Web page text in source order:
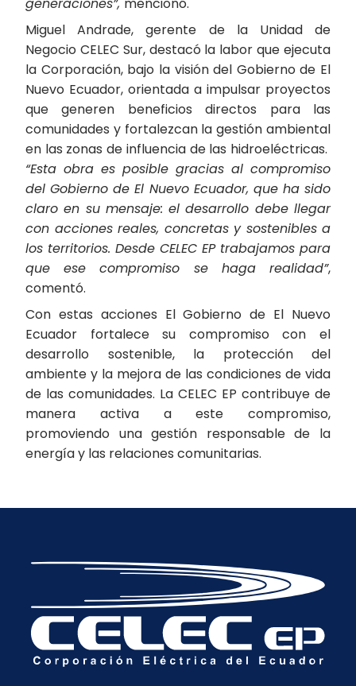
Miguel Andrade, gerente de la Unidad de
Negocio CELEC Sur, destacó la labor que ejecuta
la Corporación, bajo la visión del Gobierno de El
Nuevo Ecuador, orientada a impulsar proyectos
que generen beneficios directos para las
comunidades y fortalezcan la gestión ambiental
en las zonas de influencia de las hidroeléctricas.
“Esta obra es posible gracias al compromiso
del Gobierno de El Nuevo Ecuador, que ha sido
claro en su mensaje: el desarrollo debe llegar
con acciones reales, concretas y sostenibles a
los territorios. Desde CELEC EP trabajamos para
que ese compromiso se haga realidad”,
comentó.
Con estas acciones El Gobierno de El Nuevo
Ecuador fortalece su compromiso con el
desarrollo sostenible, la protección del
ambiente y la mejora de las condiciones de vida
de las comunidades. La CELEC EP contribuye de
manera activa a este compromiso,
promoviendo una gestión responsable de la
energía y las relaciones comunitarias.